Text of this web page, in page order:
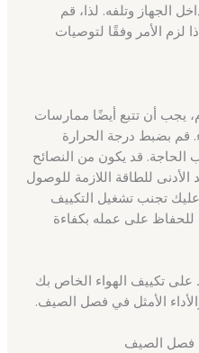
الجهاز وتلفه. لذا، قم
لزم الأمر وفقًا لتوصيات
يجب أن تتبع أيضًا ممارسات
قم بضبط درجة الحرارة
قد يكون من النصائح
للطاقة اللازمة للوصول
تجنب تشغيل التكييف
للحفاظ على عمله بكفاءة
على تكييف الهواء الخاص بك
الأمثل في فصل الصيف.
فصل الصيف